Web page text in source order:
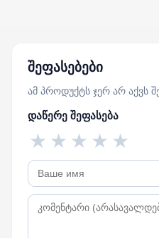
შეფასებები
ამ პროდუქტს ჯერ არ აქვს
დაწერე შეფასება
★
★
★
★
★